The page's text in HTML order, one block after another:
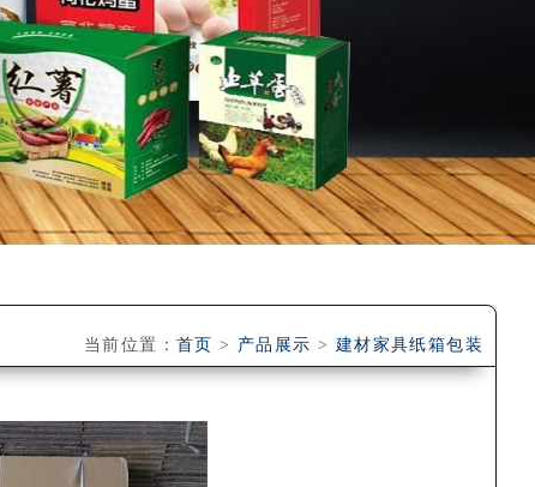
当前位置： 首页 > 产品展示 > 建材家具纸箱包装